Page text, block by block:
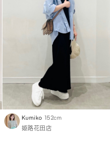
Kumiko 152cm
姫路花田店